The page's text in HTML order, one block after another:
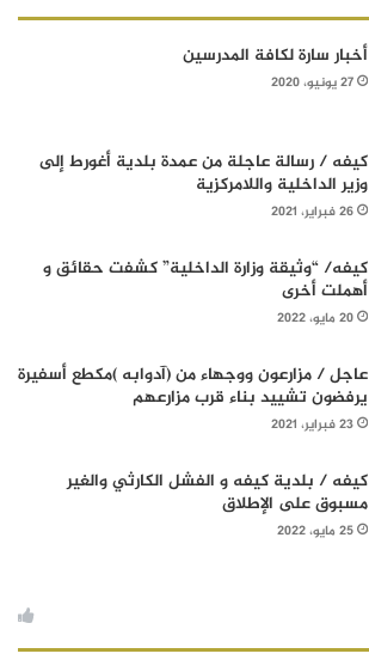
أخبار سارة لكافة المدرسين
27 يونيو، 2020
كيفه / رسالة عاجلة من عمدة بلدية أغورط إلى
وزير الداخلية واللامركزية
26 فبراير، 2021
كيفه/ “وثيقة وزارة الداخلية” كشفت حقائق و
أهملت أخرى
20 مايو، 2022
عاجل / مزارعون ووجهاء من (آدوابه )مكطع أسفيرة
يرفضون تشييد بناء قرب مزارعهم
23 فبراير، 2021
كيفه / بلدية كيفه و الفشل الكارثي والغير
مسبوق على الإطلاق
25 مايو، 2022